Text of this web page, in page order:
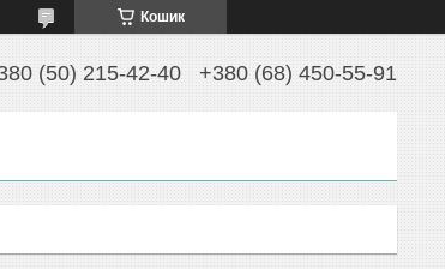
Кошик
(50) 215-42-40 +380 (68) 450-55-91